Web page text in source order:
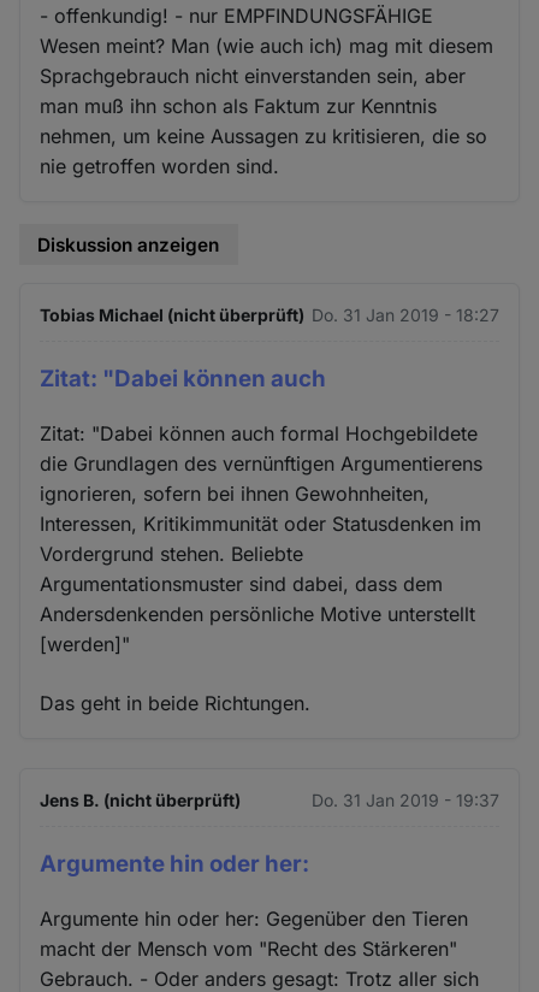
- offenkundig! - nur EMPFINDUNGSFÄHIGE
Wesen meint? Man (wie auch ich) mag mit diesem
Sprachgebrauch nicht einverstanden sein, aber
man muß ihn schon als Faktum zur Kenntnis
nehmen, um keine Aussagen zu kritisieren, die so
nie getroffen worden sind.
Diskussion anzeigen
Tobias Michael (nicht überprüft) Do. 31 Jan 2019 - 18:27
Zitat: "Dabei können auch
Zitat: "Dabei können auch formal Hochgebildete
die Grundlagen des vernünftigen Argumentierens
ignorieren, sofern bei ihnen Gewohnheiten,
Interessen, Kritikimmunität oder Statusdenken im
Vordergrund stehen. Beliebte
Argumentationsmuster sind dabei, dass dem
Andersdenkenden persönliche Motive unterstellt
[werden]"
Das geht in beide Richtungen.
Jens B. (nicht überprüft) Do. 31 Jan 2019 - 19:37
Argumente hin oder her:
Argumente hin oder her: Gegenüber den Tieren
macht der Mensch vom "Recht des Stärkeren"
Gebrauch. - Oder anders gesagt: Trotz aller sich